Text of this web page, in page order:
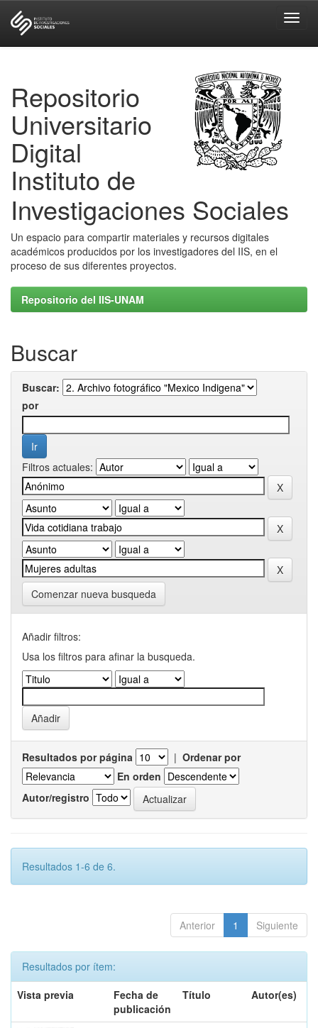
Repositorio
Universitario
Digital
Instituto de
Investigaciones Sociales
Un espacio para compartir materiales y recursos digitales
académicos producidos por los investigadores del IIS, en el
proceso de sus diferentes proyectos.
Repositorio del IIS-UNAM
Buscar
Buscar:
por
Filtros actuales:
Comenzar nueva busqueda
Añadir filtros:
Usa los filtros para afinar la busqueda.
Resultados por página | Ordenar por
En orden
Autor/registro
Resultados 1-6 de 6.
Anterior 1 Siguiente
Resultados por ítem:
Vista previa
Fecha de
publicación
Título Autor(es)